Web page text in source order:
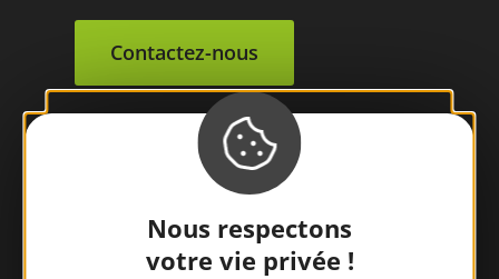
Nous respectons
votre vie privée !
Contactez-nous